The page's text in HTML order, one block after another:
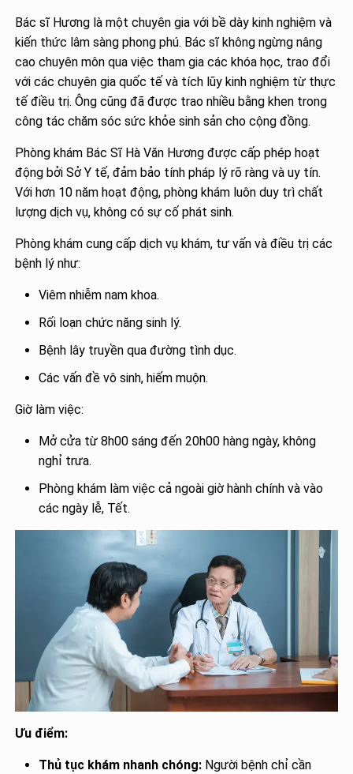
Bác sĩ Hương là một chuyên gia với bề dày kinh nghiệm và
kiến thức lâm sàng phong phú. Bác sĩ không ngừng nâng
cao chuyên môn qua việc tham gia các khóa học, trao đổi
với các chuyên gia quốc tế và tích lũy kinh nghiệm từ thực
tế điều trị. Ông cũng đã được trao nhiều bằng khen trong
công tác chăm sóc sức khỏe sinh sản cho cộng đồng.
Phòng khám Bác Sĩ Hà Văn Hương được cấp phép hoạt
động bởi Sở Y tế, đảm bảo tính pháp lý rõ ràng và uy tín.
Với hơn 10 năm hoạt động, phòng khám luôn duy trì chất
lượng dịch vụ, không có sự cố phát sinh.
Phòng khám cung cấp dịch vụ khám, tư vấn và điều trị các
bệnh lý như:
Viêm nhiễm nam khoa.
Rối loạn chức năng sinh lý.
Bệnh lây truyền qua đường tình dục.
Các vấn đề vô sinh, hiếm muộn.
Giờ làm việc:
Mở cửa từ 8h00 sáng đến 20h00 hàng ngày, không
nghỉ trưa.
Phòng khám làm việc cả ngoài giờ hành chính và vào
các ngày lễ, Tết.
Ưu điểm:
Thủ tục khám nhanh chóng: Người bệnh chỉ cần